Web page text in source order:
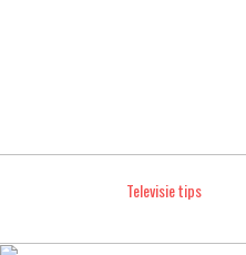
Televisie tips